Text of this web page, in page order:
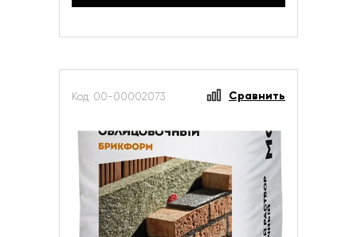
Код: 00-00002073 Сравнить